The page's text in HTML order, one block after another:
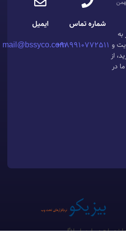
به
و
از
در
شماره تماس
989910772511+
ایمیل
mail@bssyco.com
خدماتدرباره‌ماوبلاگ